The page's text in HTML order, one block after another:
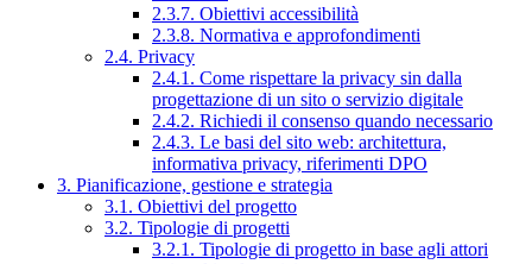
2.3.7. Obiettivi accessibilità
2.3.8. Normativa e approfondimenti
2.4. Privacy
2.4.1. Come rispettare la privacy sin dalla
progettazione di un sito o servizio digitale
2.4.2. Richiedi il consenso quando necessario
2.4.3. Le basi del sito web: architettura,
informativa privacy, riferimenti DPO
3. Pianificazione, gestione e strategia
3.1. Obiettivi del progetto
3.2. Tipologie di progetti
3.2.1. Tipologie di progetto in base agli attori